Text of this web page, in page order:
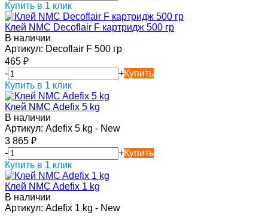
Купить в 1 клик
Клей NMC Decoflair F картридж 500 гр
В наличии
Артикул: Decoflair F 500 гр
465 ₽
-
+Купить
Купить в 1 клик
Клей NMC Adefix 5 kg
В наличии
Артикул: Adefix 5 kg - New
3 865 ₽
-
+Купить
Купить в 1 клик
Клей NMC Adefix 1 kg
В наличии
Артикул: Adefix 1 kg - New